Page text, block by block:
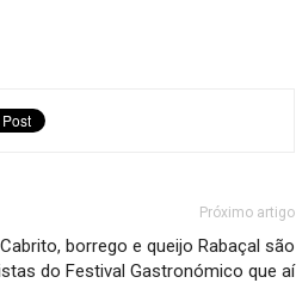
Próximo artigo
Cabrito, borrego e queijo Rabaçal são
do Festival Gastronómico que aí